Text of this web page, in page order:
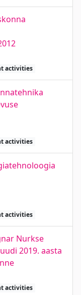
activities
activities
activities
Nurkse
2019. aasta
activities